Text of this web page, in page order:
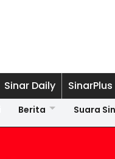
Sinar Daily SinarPlus
Berita Suara